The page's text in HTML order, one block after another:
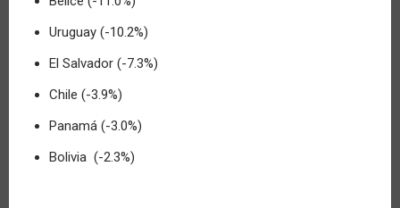
Uruguay (-10.2%)
El Salvador (-7.3%)
Chile (-3.9%)
Panamá (-3.0%)
Bolivia (-2.3%)